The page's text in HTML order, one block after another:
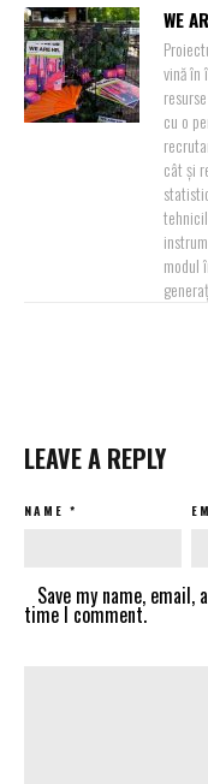
WE
vină în
cu o
cât și
modul
LEAVE A REPLY
NAME *
Save my name,
time I comment.